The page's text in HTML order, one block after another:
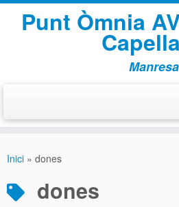
Punt Òmnia
Manresa
Inici » dones
dones